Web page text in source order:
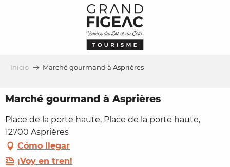
Inicio Marché gourmand à Asprières
Marché gourmand à Asprières
Place de la porte haute, Place de la porte haute,
12700 Asprières
Cómo llegar
¡Voy en tren!